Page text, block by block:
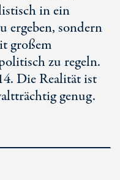
in ein
ergeben, sondern
großem
zu regeln.
Die Realität ist
genug.